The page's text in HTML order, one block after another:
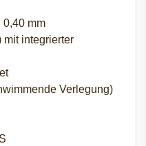
0,40 mm
mit integrierter
Verlegung)